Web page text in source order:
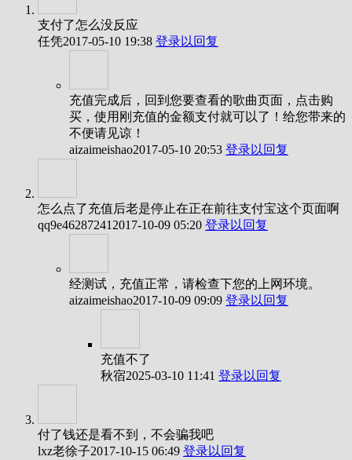
支付了怎么没反应
任凭2017-05-10 19:38 登录以回复
充值完成后，回到您要查看的歌曲页面，点击购
买，使用刚充值的金额支付就可以了！给您带来的
不便请见谅！
aizaimeishao2017-05-10 20:53 登录以回复
怎么点了充值后老是停止在正在前往支付宝这个页面啊
qq9e46287241 2017-10-09 05:20 登录以回复
经测试，充值正常，请检查下您的上网环境。
aizaimeishao2017-10-09 09:09 登录以回复
充值不了
秋宿2025-03-10 11:41 登录以回复
付了钱还是看不到，不会骗我吧
lxz老徐子2017-10-15 06:49 登录以回复